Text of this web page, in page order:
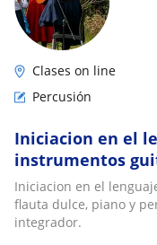
Clases on line
Percusión
Iniciacion en el
instrumentos
percusión. Para
Iniciacion en el
flauta dulce, piano y
integrador.